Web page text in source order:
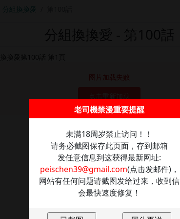
分組換換愛
图片加载失败
老司機禁漫重要提醒
未满18周岁禁止访问！！
请务必截图保存此页面，存到邮箱
发任意信息到这获得最新网址:
peischen39@gmail.com(点击发邮件)，
网站有任何问题请截图发给过来，收到信
会最快速度修复！